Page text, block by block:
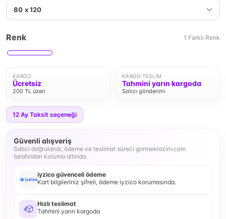
80 x 120
Renk 1 Farklı Renk
KARGO
Ücretsiz
200 TL üzeri
KARGO TESLIM
Tahmini yarın kargoda
Satıcı gönderimi
12 Ay Taksit seçeneği
Güvenli alışveriş
Satıcı doğrulandı, ödeme ve teslimat süreci gormeklazim.com
tarafından koruma altında.
iyzico güvenceli ödeme
Kart bilgileriniz şifreli, ödeme iyzico korumasında.
Hızlı teslimat
Tahmini yarın kargoda